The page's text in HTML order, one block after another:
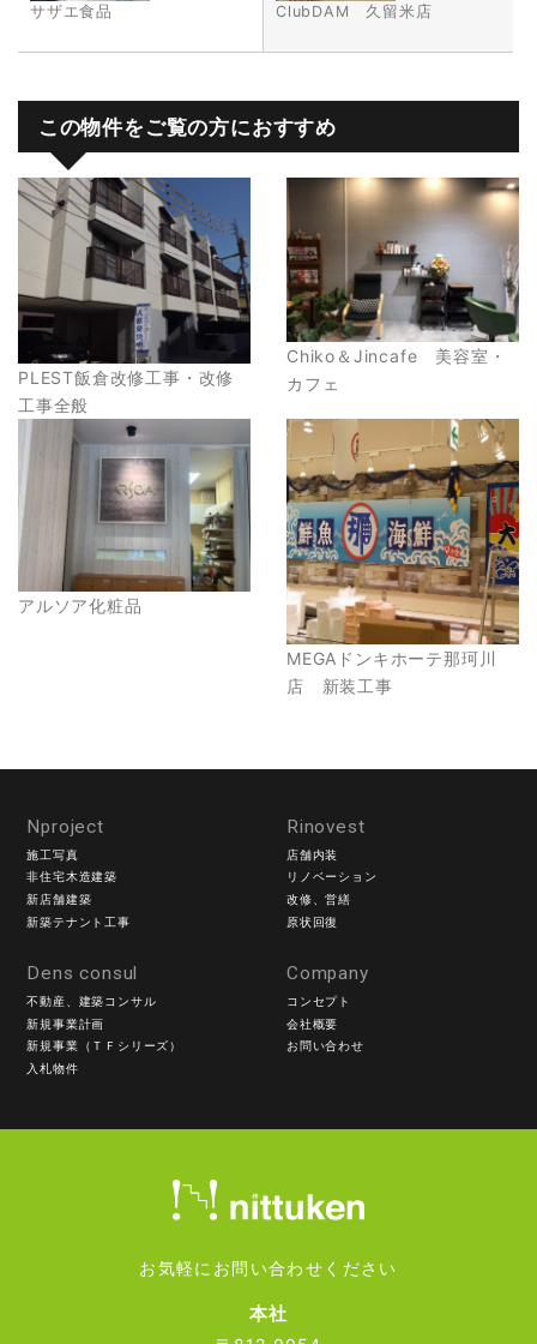
サザエ食品 ClubDAM 久留米店
この物件をご覧の方におすすめ
PLEST飯倉改修工事・改修
工事全般
Chiko＆Jincafe 美容室・
カフェ
アルソア化粧品
MEGAドンキホーテ那珂川
店 新装工事
Nproject
施工写真
非住宅木造建築
新店舗建築
新築テナント工事
Rinovest
店舗内装
リノベーション
改修、営繕
原状回復
Dens consul
不動産、建築コンサル
新規事業計画
新規事業（ＴＦシリーズ）
入札物件
Company
コンセプト
会社概要
お問い合わせ
お気軽にお問い合わせください
本社